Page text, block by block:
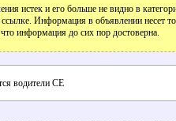
истек и его больше не видно в
Информация в объявлении несет
информация до сих пор достоверна.
водители CE